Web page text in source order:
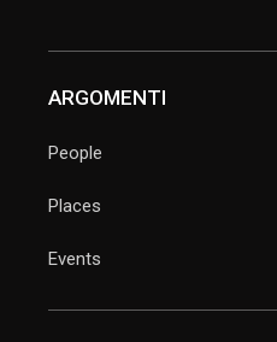
ARGOMENTI
People
Places
Events